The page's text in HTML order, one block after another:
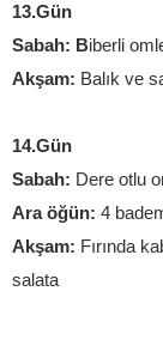
13.Gün
Sabah: Biberli
Akşam: Balık ve
14.Gün
Sabah: Dere otlu
Ara öğün: 4
Akşam: Fırında
salata